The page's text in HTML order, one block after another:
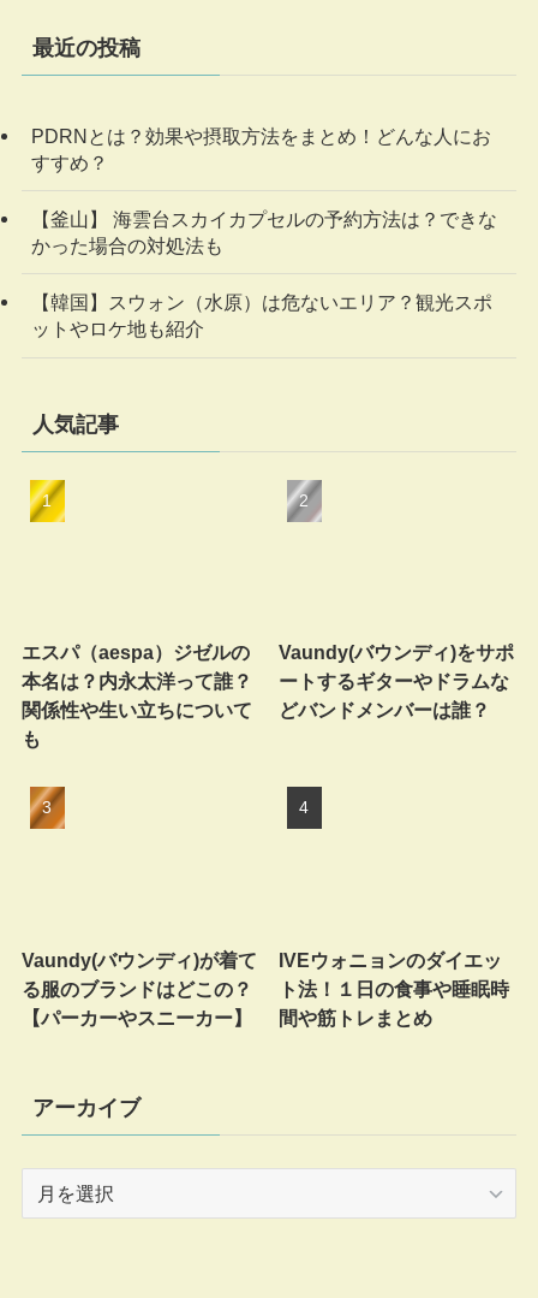
最近の投稿
PDRNとは？効果や摂取方法をまとめ！どんな人にお
すすめ？
【釜山】 海雲台スカイカプセルの予約方法は？できな
かった場合の対処法も
【韓国】スウォン（水原）は危ないエリア？観光スポ
ットやロケ地も紹介
人気記事
エスパ（aespa）ジゼルの
本名は？内永太洋って誰？
関係性や生い立ちについて
も
Vaundy(バウンディ)をサポ
ートするギターやドラムな
どバンドメンバーは誰？
Vaundy(バウンディ)が着て
る服のブランドはどこの？
【パーカーやスニーカー】
IVEウォニョンのダイエッ
ト法！１日の食事や睡眠時
間や筋トレまとめ
アーカイブ